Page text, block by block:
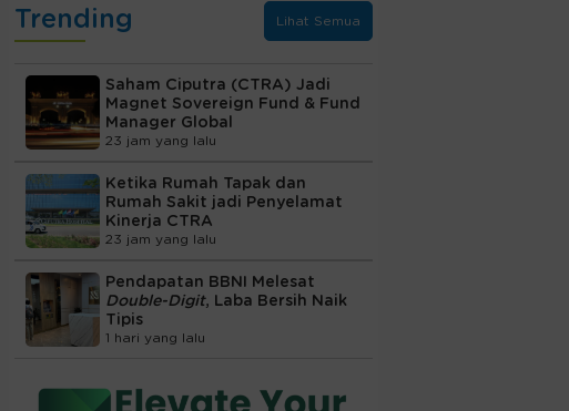
Trending Lihat Semua
Saham Ciputra (CTRA) Jadi
Magnet Sovereign Fund & Fund
Manager Global
23 jam yang lalu
Ketika Rumah Tapak dan
Rumah Sakit jadi Penyelamat
Kinerja CTRA
23 jam yang lalu
Pendapatan BBNI Melesat
Double-Digit, Laba Bersih Naik
Tipis
1 hari yang lalu